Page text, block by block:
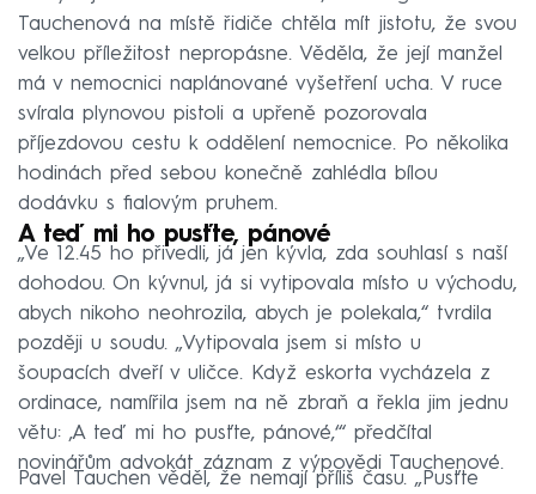
Tauchenová na místě řidiče chtěla mít jistotu, že svou
velkou příležitost nepropásne. Věděla, že její manžel
má v nemocnici naplánované vyšetření ucha. V ruce
svírala plynovou pistoli a upřeně pozorovala
příjezdovou cestu k oddělení nemocnice. Po několika
hodinách před sebou konečně zahlédla bílou
dodávku s fialovým pruhem.
A teď mi ho pusťte, pánové
„Ve 12.45 ho přivedli, já jen kývla, zda souhlasí s naší
dohodou. On kývnul, já si vytipovala místo u východu,
abych nikoho neohrozila, abych je polekala,“ tvrdila
později u soudu. „Vytipovala jsem si místo u
šoupacích dveří v uličce. Když eskorta vycházela z
ordinace, namířila jsem na ně zbraň a řekla jim jednu
větu: ‚A teď mi ho pusťte, pánové,‘“ předčítal
novinářům advokát záznam z výpovědi Tauchenové.
Pavel Tauchen věděl, že nemají příliš času. „Pusťte